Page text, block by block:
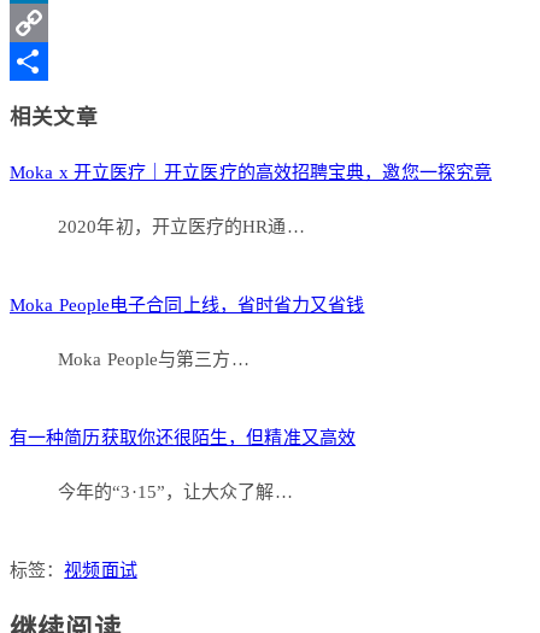
Weibo
LinkedIn
Copy
相关文章
Moka x 开立医疗｜开立医疗的高效招聘宝典，邀您一探究竟
2020年初，开立医疗的HR通…
Moka People电子合同上线，省时省力又省钱
Moka People与第三方…
有一种简历获取你还很陌生，但精准又高效
今年的“3·15”，让大众了解…
标签：视频面试